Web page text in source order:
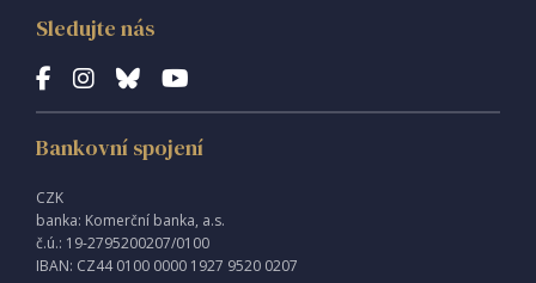
Sledujte nás
Bankovní spojení
CZK
banka: Komerční banka, a.s.
č.ú.: 19-2795200207/0100
IBAN: CZ44 0100 0000 1927 9520 0207